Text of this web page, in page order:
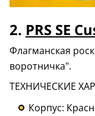
2. PRS SE
Флагманская
воротничка".
ТЕХНИЧЕСКИЕ
Корпус: